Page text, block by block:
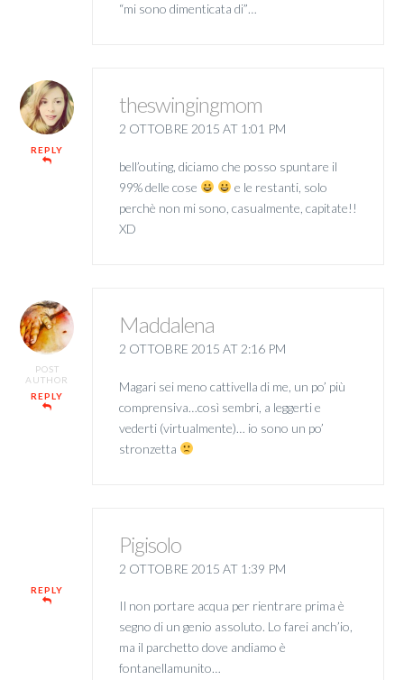
“mi sono dimenticata di”…
REPLY
theswingingmom
2 OTTOBRE 2015 AT 1:01 PM
bell’outing, diciamo che posso spuntare il
99% delle cose
e le restanti, solo
perchè non mi sono, casualmente, capitate!!
XD
POST
AUTHOR
REPLY
Maddalena
2 OTTOBRE 2015 AT 2:16 PM
Magari sei meno cattivella di me, un po’ più
comprensiva…così sembri, a leggerti e
vederti (virtualmente)… io sono un po’
stronzetta
REPLY
Pigisolo
2 OTTOBRE 2015 AT 1:39 PM
Il non portare acqua per rientrare prima è
segno di un genio assoluto. Lo farei anch’io,
ma il parchetto dove andiamo è
fontanellamunito…